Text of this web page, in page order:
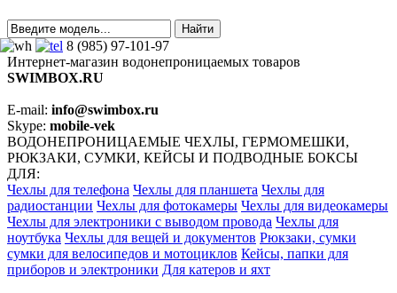
8 (985) 97-101-97
Интернет-магазин водонепроницаемых товаров
SWIMBOX.RU
E-mail: info@swimbox.ru
Skype: mobile-vek
ВОДОНЕПРОНИЦАЕМЫЕ ЧЕХЛЫ, ГЕРМОМЕШКИ,
РЮКЗАКИ, СУМКИ, КЕЙСЫ И ПОДВОДНЫЕ БОКСЫ
ДЛЯ:
Чехлы для телефона Чехлы для планшета Чехлы для
радиостанции Чехлы для фотокамеры Чехлы для видеокамеры
Чехлы для электроники с выводом провода Чехлы для
ноутбука Чехлы для вещей и документов Рюкзаки, сумки
сумки для велосипедов и мотоциклов Кейсы, папки для
приборов и электроники Для катеров и яхт